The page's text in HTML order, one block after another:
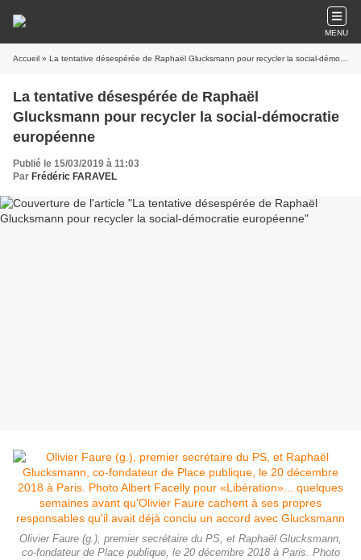
MENU
Accueil » La tentative désespérée de Raphaël Glucksmann pour recycler la social-démocratie européenne
La tentative désespérée de Raphaël
Glucksmann pour recycler la social-démocratie
européenne
Publié le 15/03/2019 à 11:03
Par Frédéric FARAVEL
Olivier Faure (g.), premier secrétaire du PS, et Raphaël Glucksmann,
co-fondateur de Place publique, le 20 décembre 2018 à Paris. Photo